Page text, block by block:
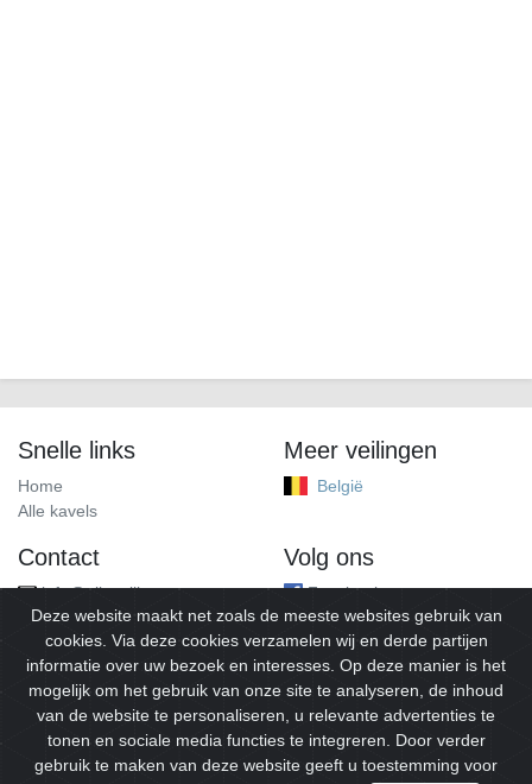
Snelle links
Home
Alle kavels
Meer veilingen
België
Contact
info@alleveilingen.net
Volg ons
Facebook
© 2026Alleveilingen.Alle rechten voorbehouden.
Deze website maakt net zoals de meeste websites gebruik van
cookies. Via deze cookies verzamelen wij en derde partijen
informatie over uw bezoek en interesses. Op deze manier is het
mogelijk om het gebruik van onze site te analyseren, de inhoud
van de website te personaliseren, u relevante advertenties te
tonen en sociale media functies te integreren. Door verder
gebruik te maken van deze website geeft u toestemming voor